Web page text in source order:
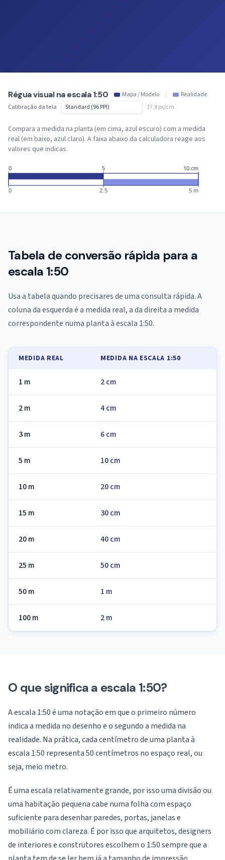
Régua visual na escala 1:50 Mapa / Modelo |
Realidade
Calibração da tela
37.8 px/cm
Compara a medida na planta (em cima, azul escuro) com a medida
real (em baixo, azul claro). A faixa abaixo da calculadora reage aos
valores que indicas.
0
0
5
2.5
10 cm
5 m
Tabela de conversão rápida para a
escala 1:50
Usa a tabela quando precisares de uma consulta rápida. A
coluna da esquerda é a medida real, a da direita a medida
correspondente numa planta à escala 1:50.
MEDIDA REAL MEDIDA NA ESCALA 1:50
1 m 2 cm
2 m 4 cm
3 m 6 cm
5 m 10 cm
10 m 20 cm
15 m 30 cm
20 m 40 cm
25 m 50 cm
50 m 1 m
100 m 2 m
O que significa a escala 1:50?
A escala 1:50 é uma notação em que o primeiro número
indica a medida no desenho e o segundo a medida na
realidade. Na prática, cada centímetro de uma planta à
escala 1:50 representa 50 centímetros no espaço real, ou
seja, meio metro.
É uma escala relativamente grande, por isso uma divisão ou
uma habitação pequena cabe numa folha com espaço
suficiente para desenhar paredes, portas, janelas e
mobiliário com clareza. É por isso que arquitetos, designers
de interiores e construtores escolhem o 1:50 sempre que a